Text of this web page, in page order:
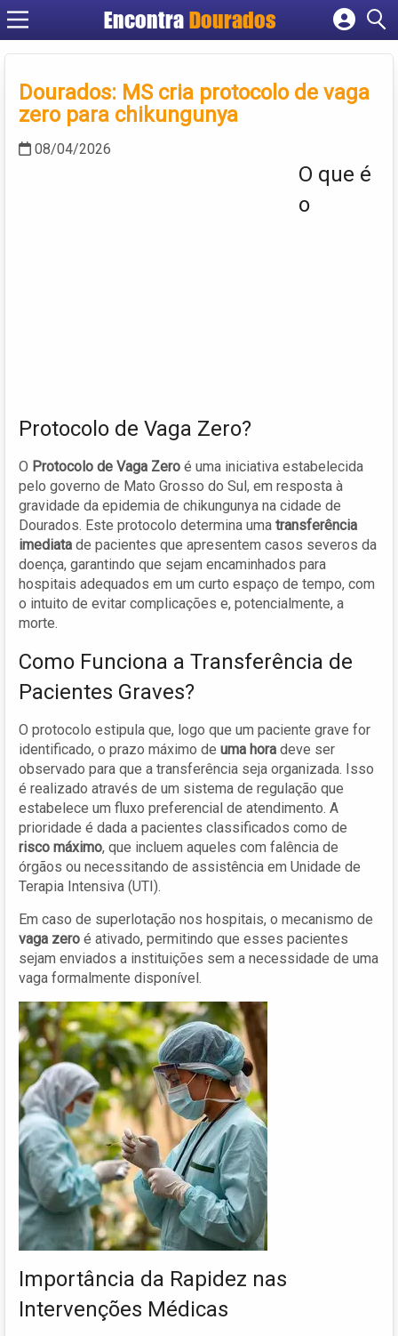
EncontraDourados
Cadastrar empresa
Criar conta
Dourados: MS cria protocolo de vaga
zero para chikungunya
08/04/2026
O que é
o
Protocolo de Vaga Zero?
O Protocolo de Vaga Zero é uma iniciativa estabelecida
pelo governo de Mato Grosso do Sul, em resposta à
gravidade da epidemia de chikungunya na cidade de
Dourados. Este protocolo determina uma transferência
imediata de pacientes que apresentem casos severos da
doença, garantindo que sejam encaminhados para
hospitais adequados em um curto espaço de tempo, com
o intuito de evitar complicações e, potencialmente, a
morte.
Como Funciona a Transferência de
Pacientes Graves?
O protocolo estipula que, logo que um paciente grave for
identificado, o prazo máximo de uma hora deve ser
observado para que a transferência seja organizada. Isso
é realizado através de um sistema de regulação que
estabelece um fluxo preferencial de atendimento. A
prioridade é dada a pacientes classificados como de
risco máximo, que incluem aqueles com falência de
órgãos ou necessitando de assistência em Unidade de
Terapia Intensiva (UTI).
Em caso de superlotação nos hospitais, o mecanismo de
vaga zero é ativado, permitindo que esses pacientes
sejam enviados a instituições sem a necessidade de uma
vaga formalmente disponível.
Importância da Rapidez nas
Intervenções Médicas